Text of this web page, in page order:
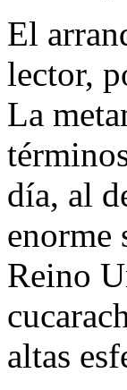
El
lector,
La
día, al
enorme
Reino
altas